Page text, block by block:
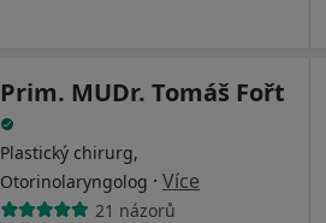
Prim. MUDr. Tomáš Fořt
Plastický chirurg,
Otorinolaryngolog · Více
21 názorů